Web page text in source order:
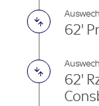
62'
62'